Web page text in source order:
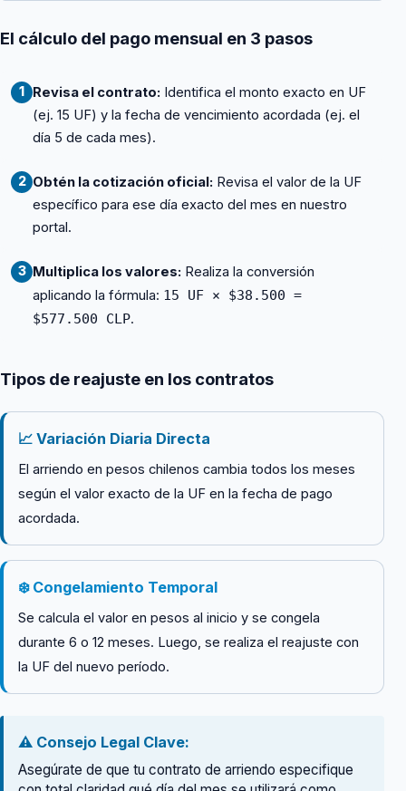
El cálculo del pago mensual en 3 pasos
1 Revisa el contrato: Identifica el monto exacto en UF
(ej. 15 UF) y la fecha de vencimiento acordada (ej. el
día 5 de cada mes).
2 Obtén la cotización oficial: Revisa el valor de la UF
específico para ese día exacto del mes en nuestro
portal.
3 Multiplica los valores: Realiza la conversión
aplicando la fórmula: 15 UF × $38.500 =
$577.500 CLP.
Tipos de reajuste en los contratos
📈 Variación Diaria Directa
El arriendo en pesos chilenos cambia todos los meses
según el valor exacto de la UF en la fecha de pago
acordada.
❄️ Congelamiento Temporal
Se calcula el valor en pesos al inicio y se congela
durante 6 o 12 meses. Luego, se realiza el reajuste con
la UF del nuevo período.
⚠️ Consejo Legal Clave:
Asegúrate de que tu contrato de arriendo especifique